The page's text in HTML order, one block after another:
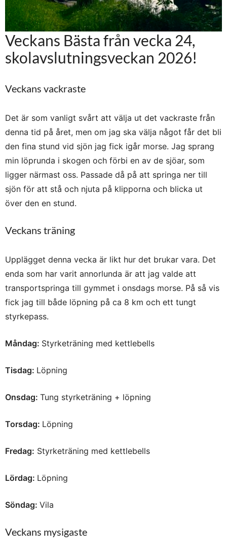
Veckans Bästa från vecka 24,
skolavslutningsveckan 2026!
Veckans vackraste
Det är som vanligt svårt att välja ut det vackraste från
denna tid på året, men om jag ska välja något får det bli
den fina stund vid sjön jag fick igår morse. Jag sprang
min löprunda i skogen och förbi en av de sjöar, som
ligger närmast oss. Passade då på att springa ner till
sjön för att stå och njuta på klipporna och blicka ut
över den en stund.
Veckans träning
Upplägget denna vecka är likt hur det brukar vara. Det
enda som har varit annorlunda är att jag valde att
transportspringa till gymmet i onsdags morse. På så vis
fick jag till både löpning på ca 8 km och ett tungt
styrkepass.
Måndag: Styrketräning med kettlebells
Tisdag: Löpning
Onsdag: Tung styrketräning + löpning
Torsdag: Löpning
Fredag: Styrketräning med kettlebells
Lördag: Löpning
Söndag: Vila
Veckans mysigaste